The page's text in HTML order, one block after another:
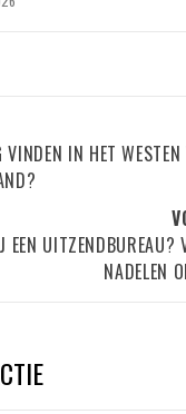
VINDEN IN HET WESTEN
EEN UITZENDBUREAU?
NADELEN